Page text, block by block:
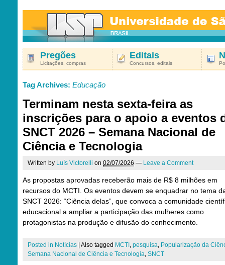
Pregões
Licitações, compras
Editais
Concursos, editais
Tag Archives: Educação
Terminam nesta sexta-feira as
inscrições para o apoio a eventos
SNCT 2026 – Semana Nacional de
Ciência e Tecnologia
Written by Luís Victorelli on 02/07/2026 — Leave a Comment
As propostas aprovadas receberão mais de R$ 8 milhões em
recursos do MCTI. Os eventos devem se enquadrar no tema
SNCT 2026: “Ciência delas”, que convoca a comunidade
educacional a ampliar a participação das mulheres como
protagonistas na produção e difusão do conhecimento.
Posted in Notícias Also tagged MCTI , pesquisa, Popularização da
Semana Nacional de Ciência e Tecnologia, SNCT